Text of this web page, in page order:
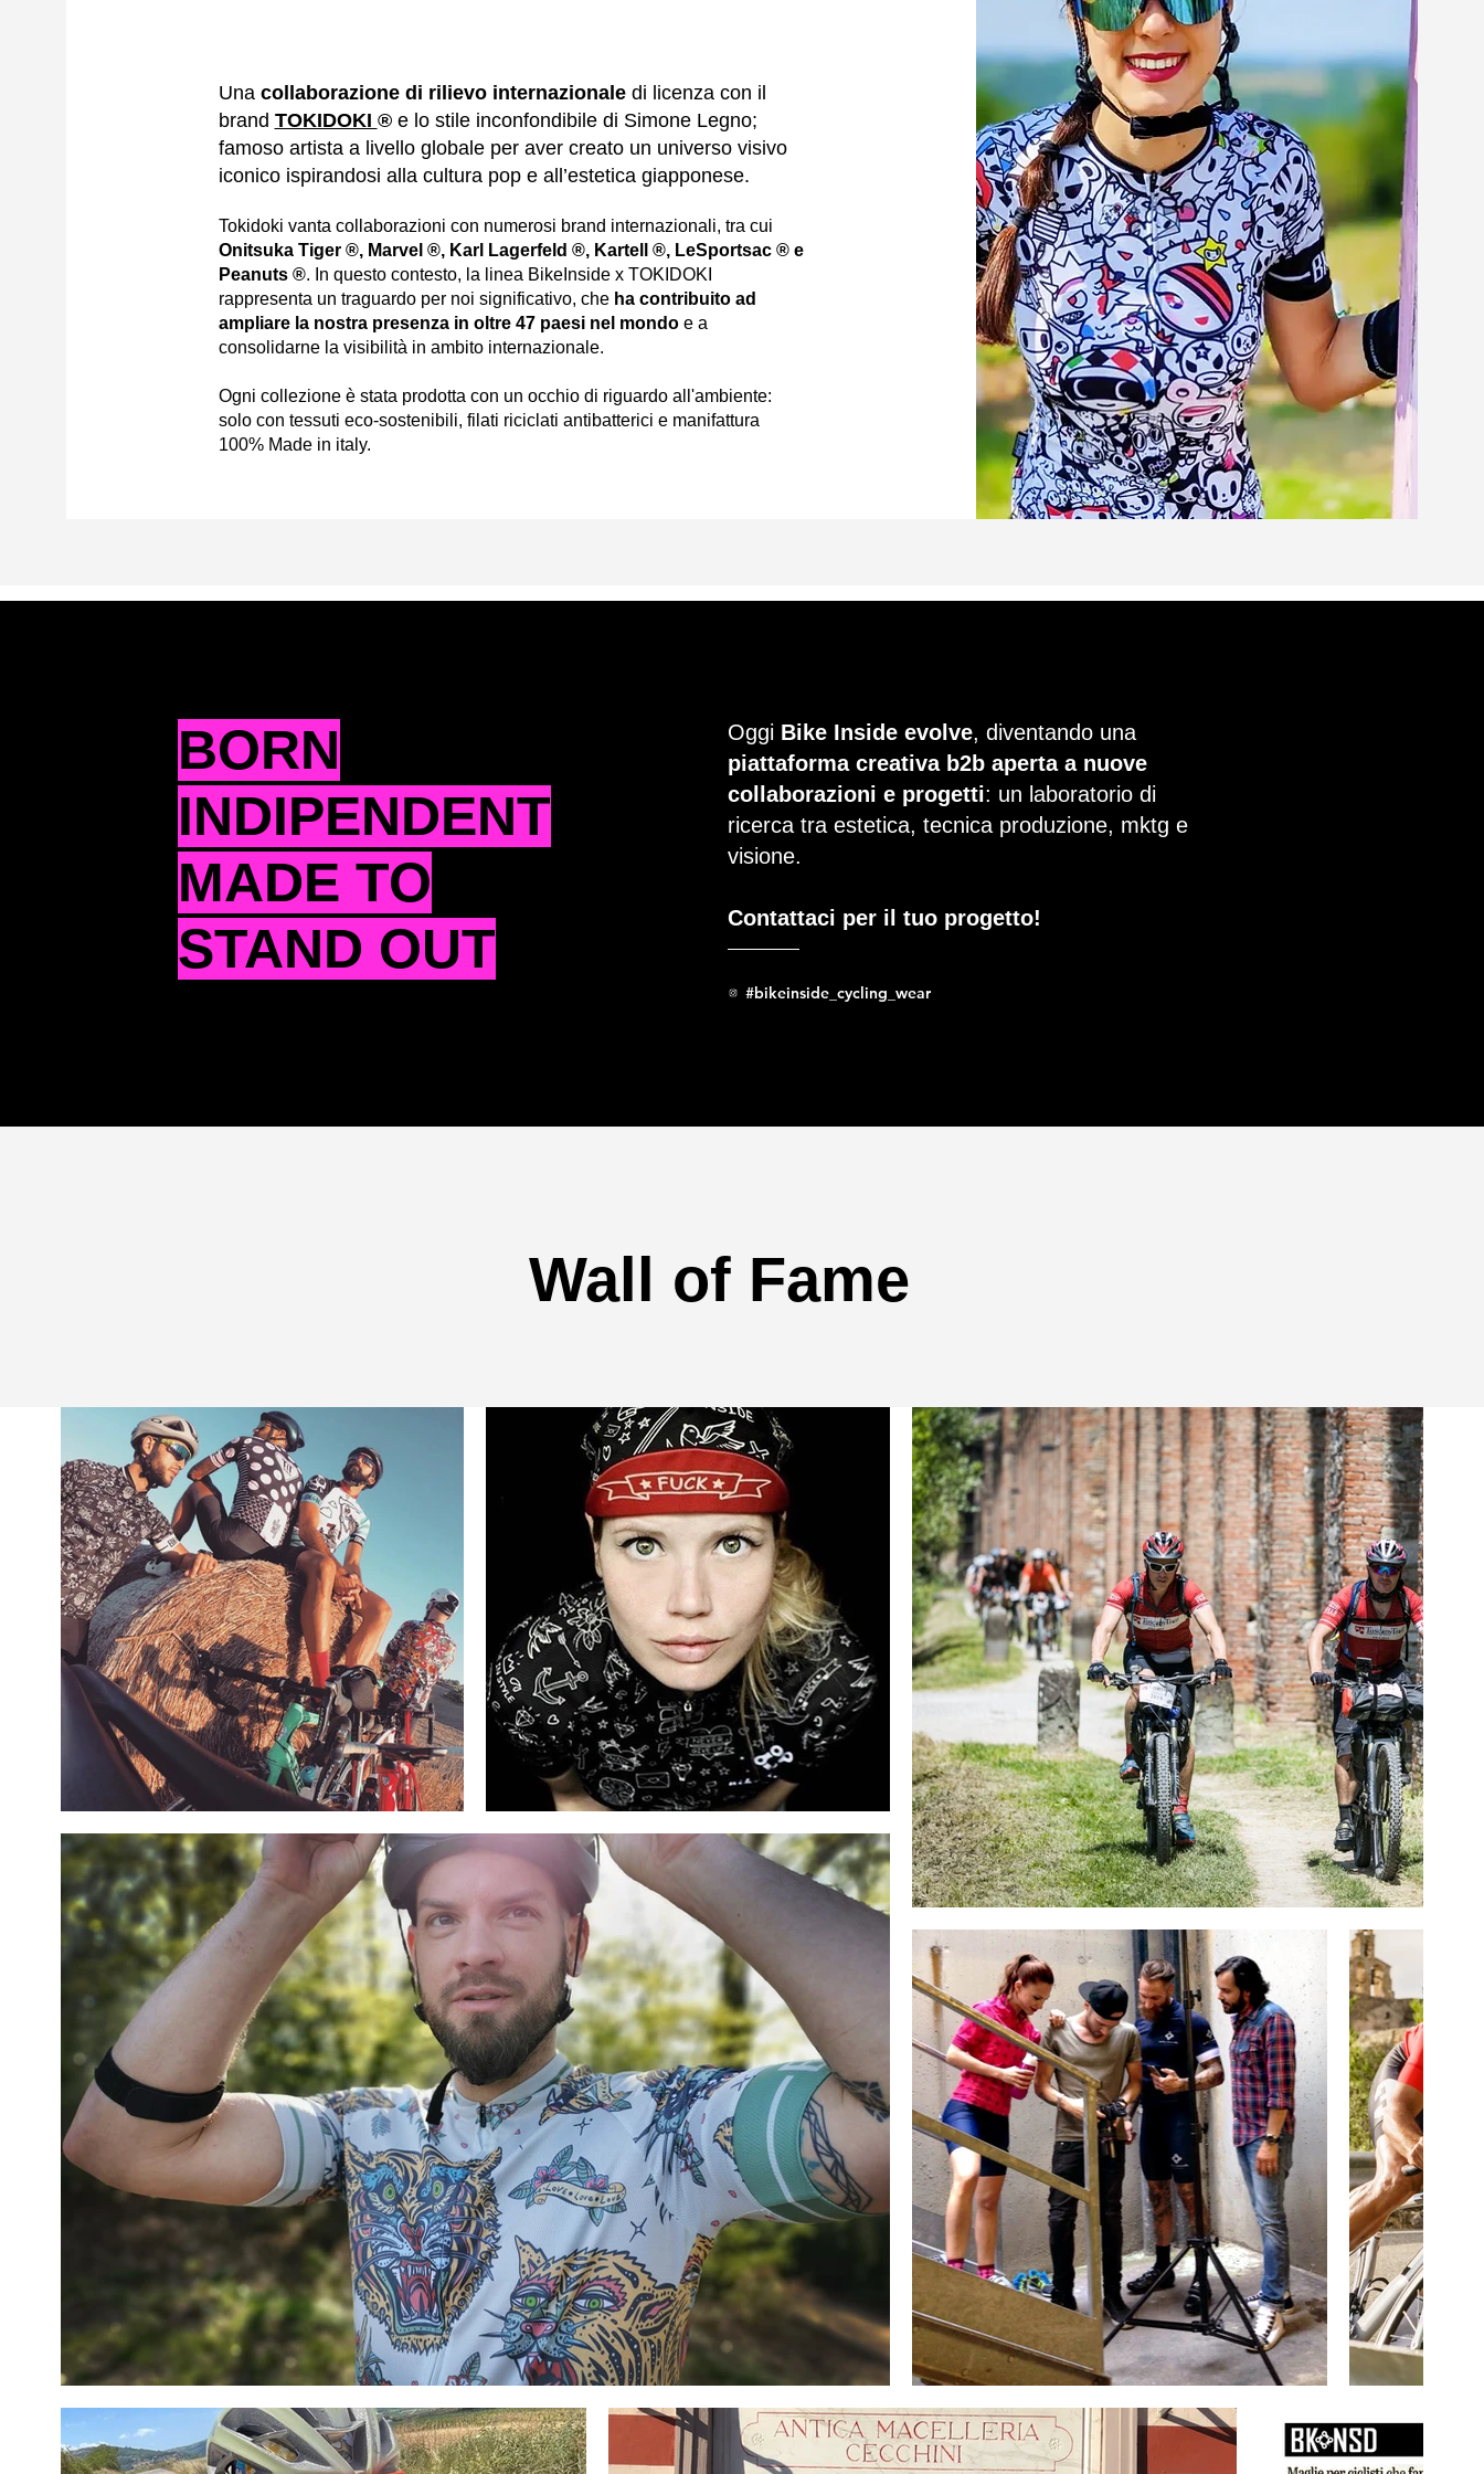
Una collaborazione di rilievo internazionaledi licenza con il
brand TOKIDOKI ®e lo stile inconfondibile di Simone Legno;
famoso artista a livello globale per aver creato un universo visivo
iconico ispirandosi alla cultura pop e all’estetica giapponese.
Tokidoki vanta collaborazioni con numerosi brand internazionali, tra cui
Onitsuka Tiger ®, Marvel ®, Karl Lagerfeld ®, Kartell ®, LeSportsac ® e
Peanuts ®. In questo contesto, la linea BikeInside x TOKIDOKI
rappresenta un traguardo per noi significativo, che ha contribuito ad
ampliare la nostra presenza in oltre 47 paesi nel mondoe a
consolidarne la visibilità in ambito internazionale.
Ogni collezione è stata prodotta con un occhio di riguardo all'ambiente:
solo con tessuti eco-sostenibili, filati riciclati antibatterici e manifattura
100% Made in italy.
BORN
INDIPENDENT
MADE TO
STAND OUT
Oggi Bike Inside evolve, diventando una
piattaforma creativa b2b aperta a nuove
collaborazioni e progetti: un laboratorio di
ricerca tra estetica, tecnica produzione, mktg e
visione.
Contattaci per il tuo progetto!
#bikeinside_cycling_wear
Wall of Fame